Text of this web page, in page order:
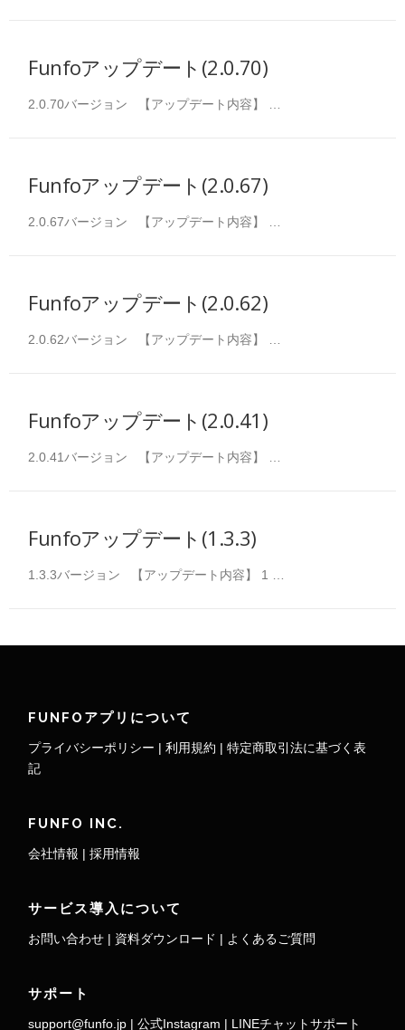
Funfoアップデート(2.0.70)
2.0.70バージョン 【アップデート内容】 …
Funfoアップデート(2.0.67)
2.0.67バージョン 【アップデート内容】 …
Funfoアップデート(2.0.62)
2.0.62バージョン 【アップデート内容】 …
Funfoアップデート(2.0.41)
2.0.41バージョン 【アップデート内容】 …
Funfoアップデート(1.3.3)
1.3.3バージョン 【アップデート内容】 1 …
FUNFOアプリについて
プライバシーポリシー | 利用規約 | 特定商取引法に基づく表
記
FUNFO INC.
会社情報 | 採用情報
サービス導入について
お問い合わせ | 資料ダウンロード | よくあるご質問
サポート
support@funfo.jp | 公式Instagram | LINEチャットサポート